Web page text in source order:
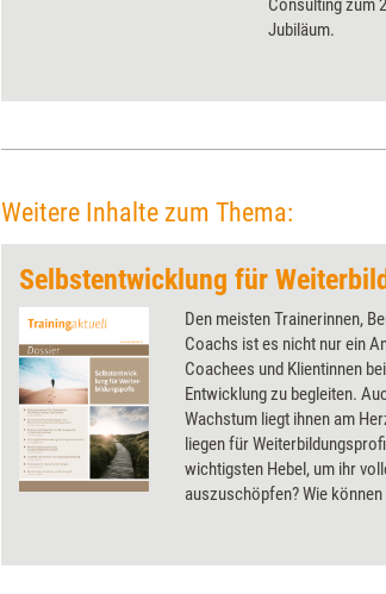
Consulting zum
Jubiläum.
Weitere Inhalte zum Thema:
Den meisten Trainerinnen,
Coachs ist es nicht nur ein
Coachees und Klientinnen
Entwicklung zu begleiten.
Wachstum liegt ihnen am
liegen für
wichtigsten Hebel, um ihr
auszuschöpfen? Wie
Dossier.